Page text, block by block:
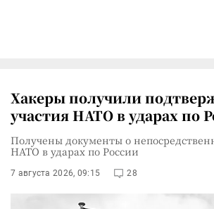
Хакеры получили
участия НАТО в ударах по
Получены документы о
НАТО в ударах по России
7 августа 2026, 09:15 28